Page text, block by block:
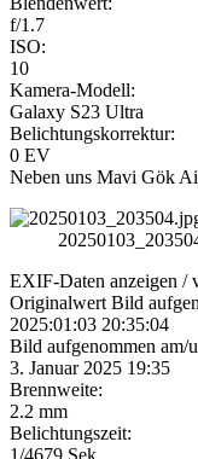
f/1.7
ISO:
10
Kamera-Modell:
Galaxy S23 Ultra
Belichtungskorrektur:
0 EV
Neben uns Mavi Gök
EXIF-Daten anzeigen /
Originalwert Bild
2025:01:03 20:35:04
Bild aufgenommen am/
3. Januar 2025 19:35
Brennweite:
2.2 mm
Belichtungszeit:
1/4679 Sek